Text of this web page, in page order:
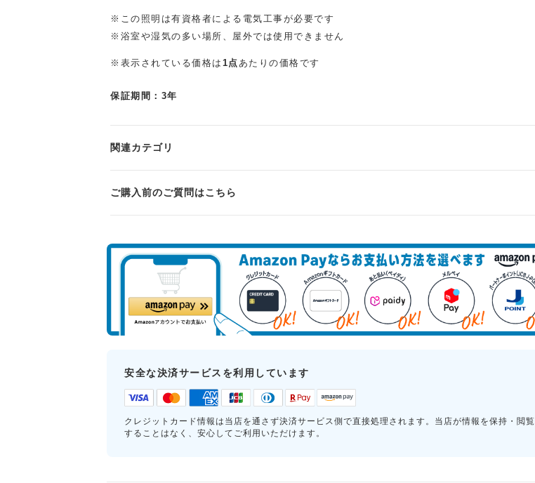
※この照明は有資格者による電気工事が必要です
※浴室や湿気の多い場所、屋外では使用できません
※表示されている価格は 1点あたりの価格です
保証期間：3年
関連カテゴリ
ご購入前のご質問はこちら
安全な決済サービスを利用しています
クレジットカード情報は当店を通さず決済サービス側で直接処理されます。当店が情報を保持・閲覧
することはなく、安心してご利用いただけます。